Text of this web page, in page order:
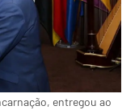
entregou ao